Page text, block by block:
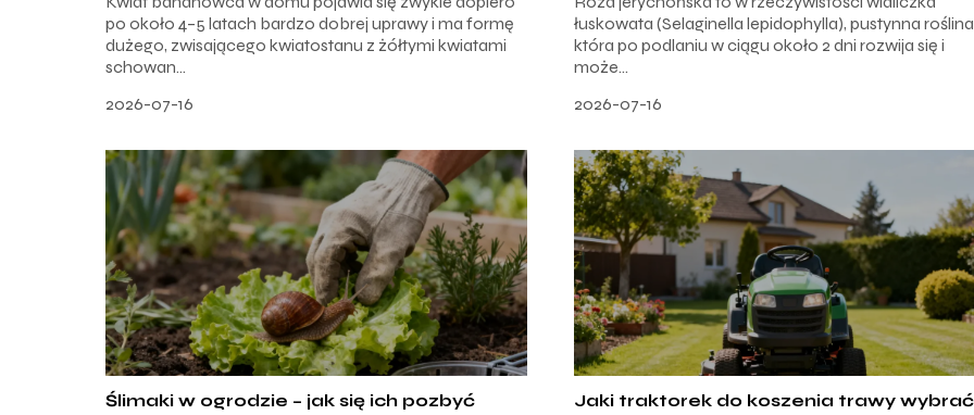
po około 4–5 latach bardzo dobrej uprawy i ma formę
dużego, zwisającego kwiatostanu z żółtymi kwiatami
schowan...
2026-07-16
łuskowata (Selaginella lepidophylla), pustynna
która po podlaniu w ciągu około 2 dni rozwija się i
może...
2026-07-16
Ślimaki w ogrodzie – jak się ich pozbyć
Jaki traktorek do koszenia trawy wybrać